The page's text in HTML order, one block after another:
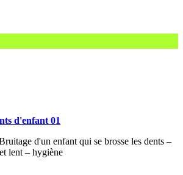
d'enfant 01
d'un enfant qui se brosse les dents –
lent – hygiène